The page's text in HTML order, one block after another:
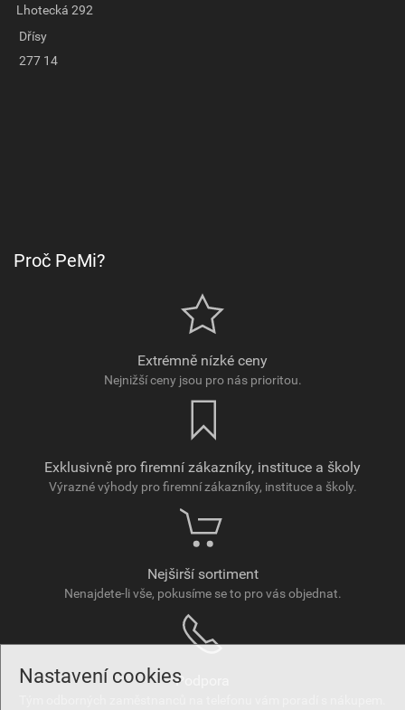
Nastavení cookies
Lhotecká 292
Dřísy
277 14
Proč PeMi?
Extrémně nízké ceny
Nejnižší ceny jsou pro nás prioritou.
Exklusivně pro firemní zákazníky, instituce a školy
Výrazné výhody pro firemní zákazníky, instituce a školy.
Nejširší sortiment
Nenajdete-li vše, pokusíme se to pro vás objednat.
Podpora